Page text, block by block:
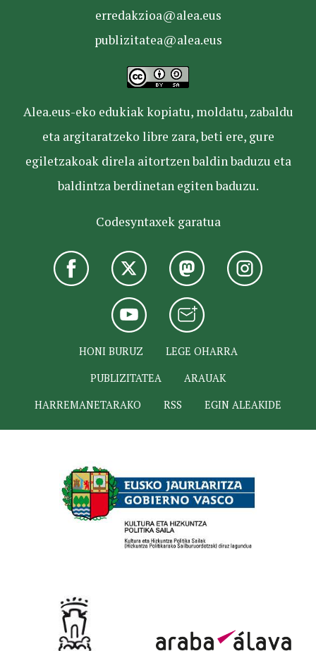
erredakzioa@alea.eus
publizitatea@alea.eus
Alea.eus-eko edukiak kopiatu, moldatu, zabaldu
eta argitaratzeko libre zara, beti ere, gure
egiletzakoak direla aitortzen baldin baduzu eta
baldintza berdinetan egiten baduzu.
Codesyntaxek garatua
HONI BURUZ
LEGE OHARRA
PUBLIZITATEA
ARAUAK
HARREMANETARAKO
RSS EGIN ALEAKIDE